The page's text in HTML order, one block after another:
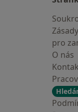
pro
O nás